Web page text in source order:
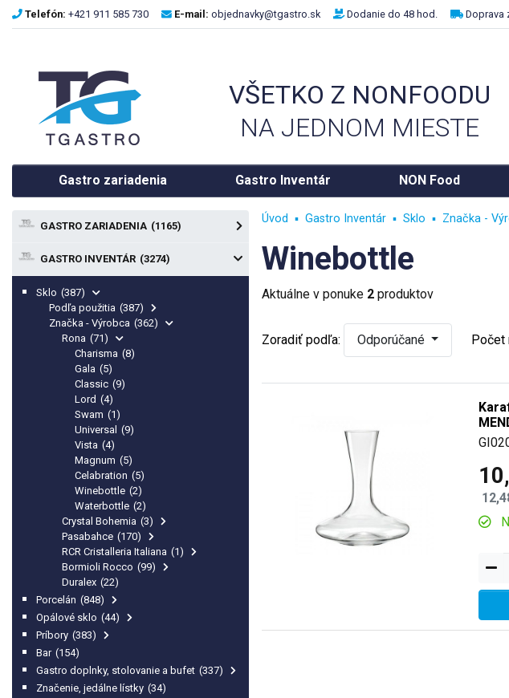
Telefón: +421 911 585 730 E-mail: objednavky@tgastro.sk Dodanie do 48 hod. Doprava
VŠETKO Z NONFOODU
NA JEDNOM MIESTE
Gastro zariadenia Gastro Inventár NON Food
GASTRO ZARIADENIA (1165)
GASTRO INVENTÁR (3274)
Sklo (387)
Podľa použitia (387)
Značka - Výrobca (362)
Rona (71)
Charisma (8)
Gala (5)
Classic (9)
Lord (4)
Swam (1)
Universal (9)
Vista (4)
Magnum (5)
Celabration (5)
Winebottle (2)
Waterbottle (2)
Crystal Bohemia (3)
Pasabahce (170)
RCR Cristalleria Italiana (1)
Bormioli Rocco (99)
Duralex (22)
Porcelán (848)
Opálové sklo (44)
Príbory (383)
Bar (154)
Gastro doplnky, stolovanie a bufet (337)
Značenie, jedálne lístky (34)
Úvod Gastro Inventár Sklo Značka -
Winebottle
Aktuálne v ponuke 2produktov
Zoradiť podľa: Odporúčané Počet